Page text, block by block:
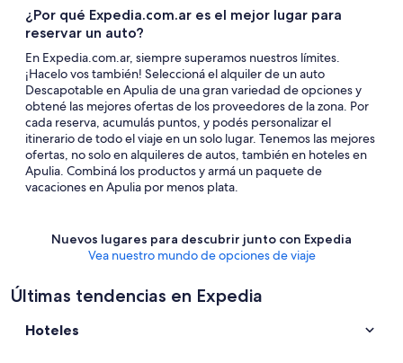
¿Por qué Expedia.com.ar es el mejor lugar para
reservar un auto?
En Expedia.com.ar, siempre superamos nuestros límites.
¡Hacelo vos también! Seleccioná el alquiler de un auto
Descapotable en Apulia de una gran variedad de opciones y
obtené las mejores ofertas de los proveedores de la zona. Por
cada reserva, acumulás puntos, y podés personalizar el
itinerario de todo el viaje en un solo lugar. Tenemos las mejores
ofertas, no solo en alquileres de autos, también en hoteles en
Apulia. Combiná los productos y armá un paquete de
vacaciones en Apulia por menos plata.
Nuevos lugares para descubrir junto con Expedia
Vea nuestro mundo de opciones de viaje
Últimas tendencias en Expedia
Hoteles